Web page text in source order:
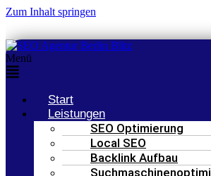
Zum Inhalt springen
Menü
Start
Leistungen
SEO Optimierung
Local SEO
Backlink Aufbau
Suchmaschinenoptimi